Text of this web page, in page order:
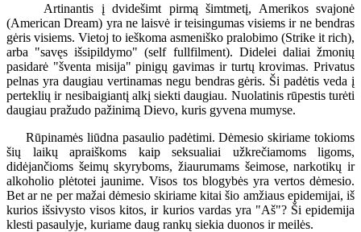
Artinantis į dvidešimt pirmą šimtmetį, Amerikos svajonė
(American Dream) yra ne laisvė ir teisingumas visiems ir ne bendras
gėris visiems. Vietoj to ieškoma asmeniško pralobimo (Strike it rich),
arba "savęs išsipildymo" (self fullfilment). Didelei daliai žmonių
pasidarė "šventa misija" pinigų gavimas ir turtų krovimas. Privatus
pelnas yra daugiau vertinamas negu bendras gėris. Ši padėtis veda į
perteklių ir nesibaigiantį alkį siekti daugiau. Nuolatinis rūpestis turėti
daugiau pražudo pažinimą Dievo, kuris gyvena mumyse.
Rūpinamės liūdna pasaulio padėtimi. Dėmesio skiriame tokioms
šių laikų apraiškoms kaip seksualiai užkrečiamoms ligoms,
didėjančioms šeimų skyryboms, žiaurumams šeimose, narkotikų ir
alkoholio plėtotei jaunime. Visos tos blogybės yra vertos dėmesio.
Bet ar ne per mažai dėmesio skiriame kitai šio amžiaus epidemijai, iš
kurios išsivysto visos kitos, ir kurios vardas yra "Aš"? Ši epidemija
klesti pasaulyje, kuriame daug rankų siekia duonos ir meilės.